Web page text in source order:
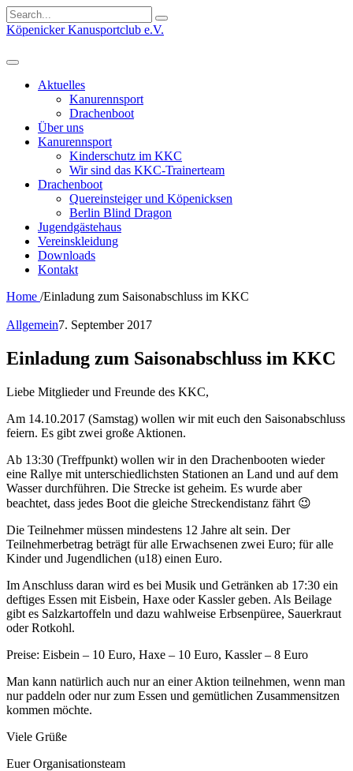
Search
for:
Köpenicker Kanusportclub e.V.
Aktuelles
Kanurennsport
Drachenboot
Über uns
Kanurennsport
Kinderschutz im KKC
Wir sind das KKC-Trainerteam
Drachenboot
Quereinsteiger und Köpenicksen
Berlin Blind Dragon
Jugendgästehaus
Vereinskleidung
Downloads
Kontakt
Home /Einladung zum Saisonabschluss im KKC
Allgemein7. September 2017
Einladung zum Saisonabschluss im KKC
Liebe Mitglieder und Freunde des KKC,
Am 14.10.2017 (Samstag) wollen wir mit euch den Saisonabschluss
feiern. Es gibt zwei große Aktionen.
Ab 13:30 (Treffpunkt) wollen wir in den Drachenbooten wieder
eine Rallye mit unterschiedlichsten Stationen an Land und auf dem
Wasser durchführen. Die Strecke ist geheim. Es wurde aber
beachtet, dass jedes Boot die gleiche Streckendistanz fährt 😉
Die Teilnehmer müssen mindestens 12 Jahre alt sein. Der
Teilnehmerbetrag beträgt für alle Erwachsenen zwei Euro; für alle
Kinder und Jugendlichen (u18) einen Euro.
Im Anschluss daran wird es bei Musik und Getränken ab 17:30 ein
deftiges Essen mit Eisbein, Haxe oder Kassler geben. Als Beilage
gibt es Salzkartoffeln und dazu wahlweise Erbsenpüree, Sauerkraut
oder Rotkohl.
Preise: Eisbein – 10 Euro, Haxe – 10 Euro, Kassler – 8 Euro
Man kann natürlich auch nur an einer Aktion teilnehmen, wenn man
nur paddeln oder nur zum Essen und gemütlichen Zusammensitzen
kommen möchte.
Viele Grüße
Euer Organisationsteam